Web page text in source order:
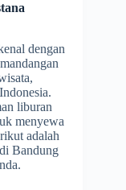
dengan
liburan
menyewa
adalah
Bandung